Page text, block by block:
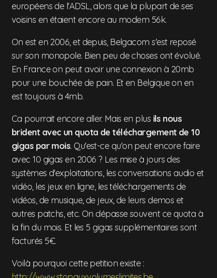
européens de l'ADSL, alors que la plupart de ses
voisins en étaient encore au modem 56k.
On est en 2006, et depuis, Belgacom s'est reposé
sur son monopole. Bien peu de choses ont évolué.
En France on peut avoir une connexion à 20mb
pour une bouchée de pain. Et en Belgique on en
est toujours à 4mb.
Ca pourrait encore aller. Mais en plus ils nous
brident avec un quota de téléchargement de 10
gigas par mois. Qu'est-ce qu'on peut encore faire
avec 10 gigas en 2006 ? Les mise à jours des
systèmes d'exploitations, les conversations audio et
vidéo, les jeux en ligne, les téléchargements de
vidéos, de musique, de jeux, de leurs demos et
autres patchs, etc. On dépasse souvent ce quota à
la fin du mois. Et les 5 gigas supplémentaires sont
facturés 5€.
Voilà pourquoi cette petition existe :